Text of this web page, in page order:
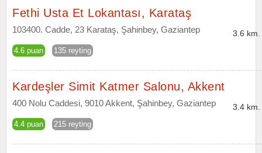
Fethi Usta Et Lokantası, Karataş
103400. Cadde, 23 Karataş, Şahinbey, Gaziantep
4.6 puan 135 reyting
3.6 km.
Kardeşler Simit Katmer Salonu, Akkent
400 Nolu Caddesi, 9010 Akkent, Şahinbey, Gaziantep
4.4 puan 215 reyting
3.4 km.